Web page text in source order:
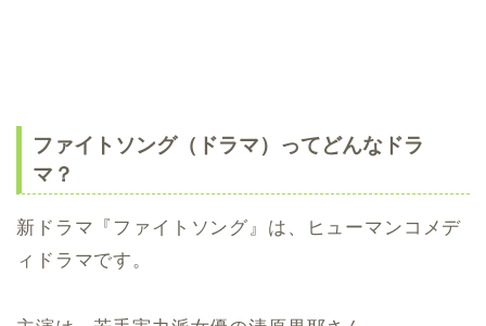
ファイトソング（ドラマ）ってどんなドラ
マ？
新ドラマ『ファイトソング』は、ヒューマンコメデ
ィドラマです。